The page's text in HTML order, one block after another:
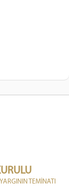
TEMİNATI